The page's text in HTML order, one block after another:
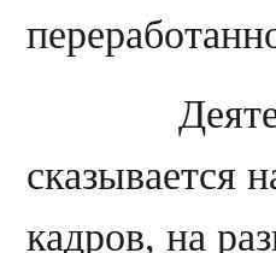
сказывается
кадров, на